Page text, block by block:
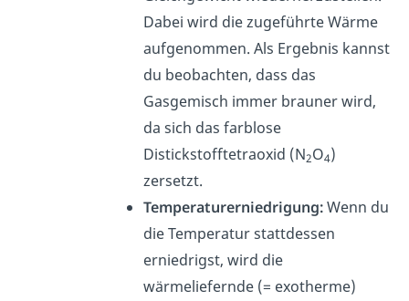
Dabei wird die zugeführte Wärme
aufgenommen.Als Ergebnis kannst
du beobachten, dass das
Gasgemisch immer braunerwird,
da sich das farblose
Distickstofftetraoxid (N2O4)
zersetzt.
Temperaturerniedrigung:Wenn du
die Temperatur stattdessen
erniedrigst, wird die
wärmeliefernde (= exotherme)